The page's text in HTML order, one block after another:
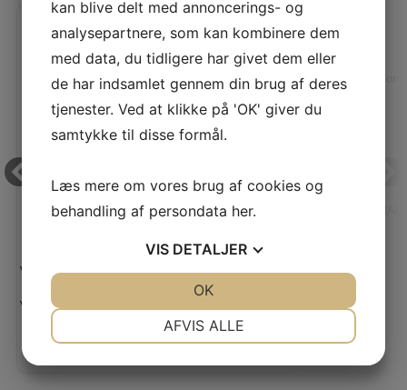
PRYM MINI - DAMPSTRYGEJERN
Vejl. pris:
Vores pris:
385,00 KR
Vores pris:
kan blive delt med annoncerings- og
analysepartnere, som kan kombinere dem
med data, du tidligere har givet dem eller
de har indsamlet gennem din brug af deres
tjenester. Ved at klikke på 'OK' giver du
samtykke til disse formål.
Læs mere om vores brug af cookies og
behandling af persondata her.
VIS DETALJER
AFVIS ALLE
OK